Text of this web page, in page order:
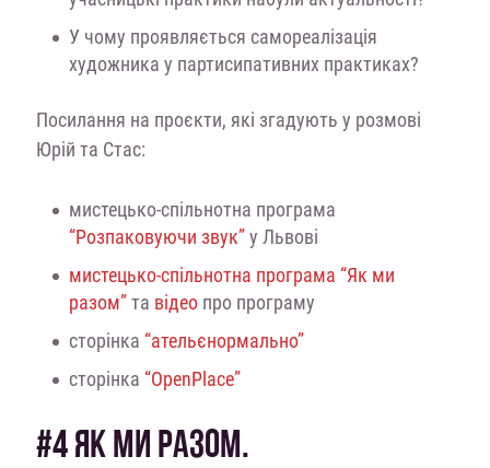
У чому проявляється самореалізація
художника у партисипативних практиках?
Посилання на проєкти, які згадують у розмові
Юрій та Стас:
мистецько-спільнотна програма
“Розпаковуючи звук”у Львові
мистецько-спільнотна програма “Як ми
разом”та відеопро програму
сторінка “ательєнормально”
сторінка “OpenPlace”
#4 ЯК МИ РАЗОМ.